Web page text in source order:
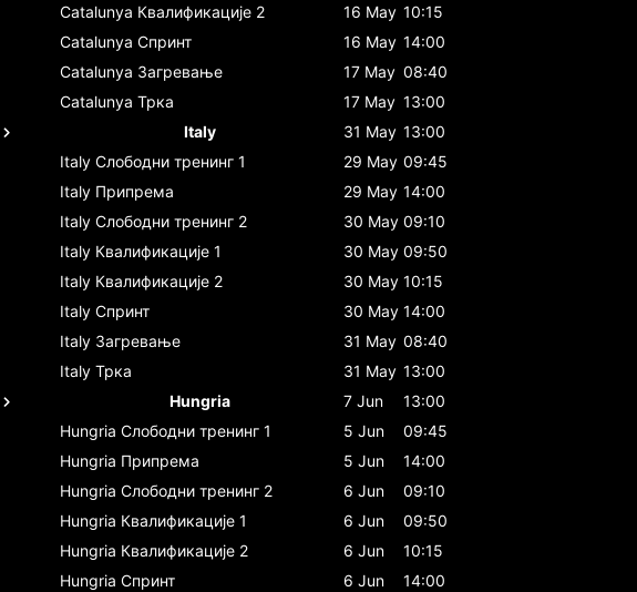
Catalunya Квалификације 2 16 May 10:15
Catalunya Спринт 16 May 14:00
Catalunya Загревање 17 May 08:40
Catalunya Трка 17 May 13:00
Italy
31 May 13:00
Italy Слободни тренинг 1 29 May 09:45
Italy Припрема 29 May 14:00
Italy Слободни тренинг 2 30 May 09:10
Italy Квалификације 1 30 May 09:50
Italy Квалификације 2 30 May 10:15
Italy Спринт 30 May 14:00
Italy Загревање 31 May 08:40
Italy Трка 31 May 13:00
Hungria
7 Jun
13:00
Hungria Слободни тренинг 1 5 Jun
09:45
Hungria Припрема 5 Jun
14:00
Hungria Слободни тренинг 2 6 Jun
09:10
Hungria Квалификације 1 6 Jun
09:50
Hungria Квалификације 2 6 Jun
10:15
Hungria Спринт 6 Jun
14:00